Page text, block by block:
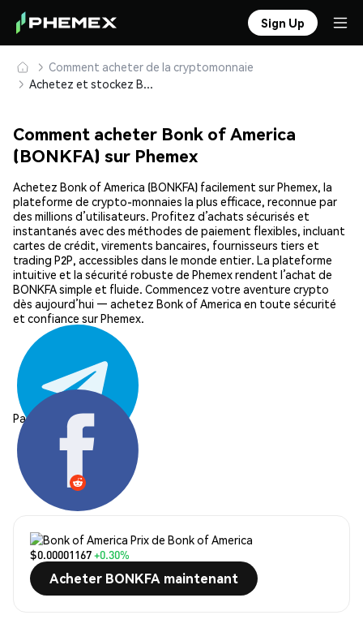
Sign Up
Comment acheter de la cryptomonnaie
Achetez et stockez Bonk of America (BONKFA) en toute sécurité
Comment acheter Bonk of America
(BONKFA) sur Phemex
Achetez Bonk of America (BONKFA) facilement sur Phemex, la
plateforme de crypto-monnaies la plus efficace, reconnue par
des millions d’utilisateurs. Profitez d’achats sécurisés et
instantanés avec des méthodes de paiement flexibles, incluant
cartes de crédit, virements bancaires, fournisseurs tiers et
trading P2P, accessibles dans le monde entier. La plateforme
intuitive et la sécurité robuste de Phemex rendent l’achat de
BONKFA simple et fluide. Commencez votre aventure crypto
dès aujourd’hui — achetez Bonk of America en toute sécurité
et confiance sur Phemex.
Partager:
Prix de Bonk of America
$0.00001167+0.30%
Acheter BONKFA maintenant